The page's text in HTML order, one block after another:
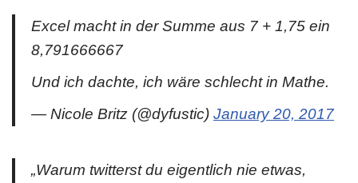
Excel macht in der Summe aus 7 + 1,75 ein
8,791666667
Und ich dachte, ich wäre schlecht in Mathe.
— Nicole Britz (@dyfustic) January 20, 2017
„Warum twitterst du eigentlich nie etwas,